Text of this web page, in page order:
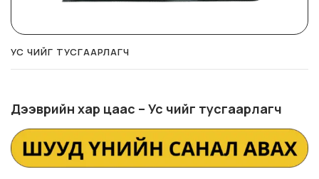
УС ЧИЙГ ТУСГААРЛАГЧ
Дээврийн хар цаас – Ус чийг тусгаарлагч